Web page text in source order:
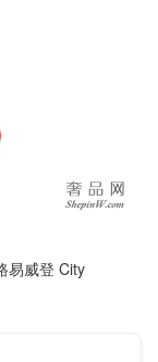
易威登 City